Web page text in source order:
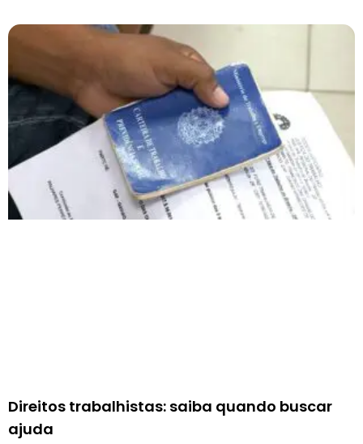
Direitos trabalhistas: saiba quando buscar
ajuda